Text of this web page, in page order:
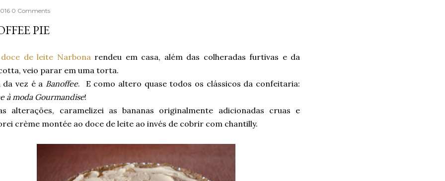
0 Comments
PIE
doce de leite Narbonarendeu em casa, além das colheradas furtivas e da
veio parar em uma torta.
vez é a Banoffee. E como altero quase todos os clássicos da confeitaria:
à moda Gourmandise!
alterações, caramelizei as bananas originalmente adicionadas cruas e
crème montée ao doce de leite ao invés de cobrir com chantilly.